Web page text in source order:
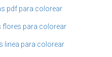
pdf para colorear
flores para colorear
linea para colorear